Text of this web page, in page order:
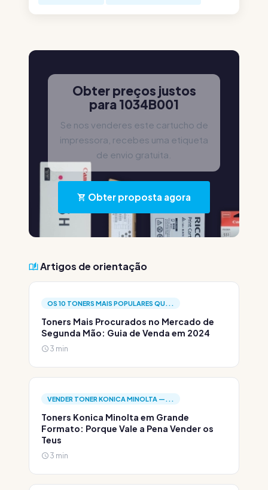
Obter preços justos
para 1034B001
Se nos venderes este cartucho de
impressora, recebes uma etiqueta
de envio gratuita.
Obter proposta agora
Artigos de orientação
OS 10 TONERS MAIS POPULARES QU...
Toners Mais Procurados no Mercado de
Segunda Mão: Guia de Venda em 2024
3 min
VENDER TONER KONICA MINOLTA —...
Toners Konica Minolta em Grande
Formato: Porque Vale a Pena Vender os
Teus
3 min